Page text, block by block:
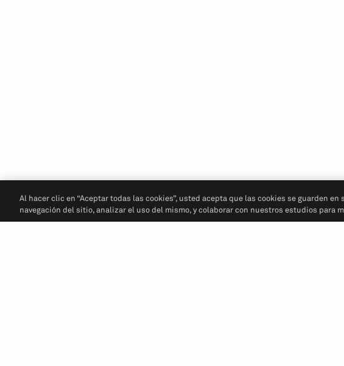
Al hacer clic en “Aceptar todas las cookies”, usted acepta que las cookies se guarden
navegación del sitio, analizar el uso del mismo, y colaborar con nuestros estudios para